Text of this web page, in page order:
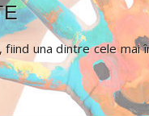
, fiind una dintre cele mai